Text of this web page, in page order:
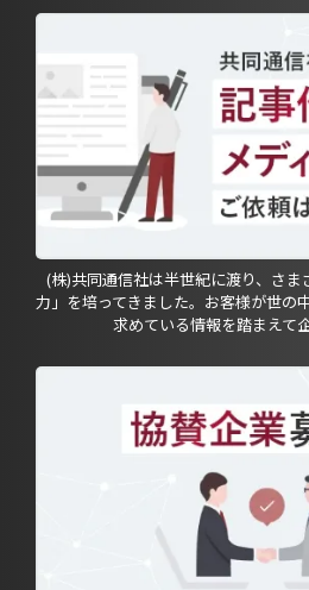
(株)共同通信社は半世紀に渡り、さ
力」を培ってきました。お客様が世の
求めている情報を踏まえて